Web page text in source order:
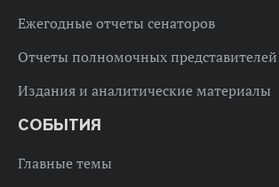
Ежегодные отчеты сенаторов
Отчеты полномочных представителей
Издания и аналитические материалы
СОБЫТИЯ
Главные темы